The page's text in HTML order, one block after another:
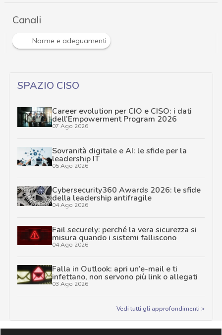
Canali
Norme e adeguamenti
SPAZIO CISO
Career evolution per CIO e CISO: i dati
dell’Empowerment Program 2026
07 Ago 2026
Sovranità digitale e AI: le sfide per la
leadership IT
05 Ago 2026
Cybersecurity360 Awards 2026: le sfide
della leadership antifragile
04 Ago 2026
Fail securely: perché la vera sicurezza si
misura quando i sistemi falliscono
04 Ago 2026
Falla in Outlook: apri un’e-mail e ti
infettano, non servono più link o allegati
03 Ago 2026
Vedi tutti gli approfondimenti >